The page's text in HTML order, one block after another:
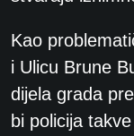
Kao
i Ulicu Brune
dijela grada
bi policija